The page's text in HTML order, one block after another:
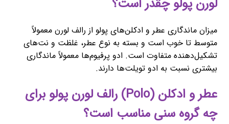
لورن پولو چقدر است؟
میزان ماندگاری عطر و ادکلن‌های پولو از رالف لورن معمولاً
متوسط تا خوب است و بسته به نوع عطر، غلظت و نت‌های
تشکیل‌دهنده متفاوت است. ادو پرفیوم‌ها معمولاً ماندگاری
بیشتری نسبت به ادو تویلت‌ها دارند.
عطر و ادکلن (Polo) رالف لورن پولو برای
چه گروه سنی مناسب است؟